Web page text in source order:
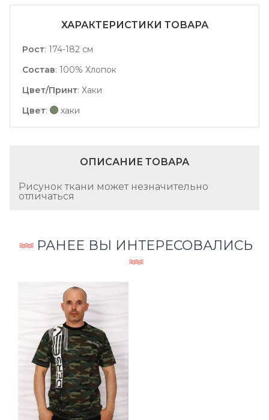
ХАРАКТЕРИСТИКИ ТОВАРА
Рост: 174-182 см
Состав: 100% Хлопок
Цвет/Принт: Хаки
Цвет: хаки
ОПИСАНИЕ ТОВАРА
Рисунок ткани может незначительно
отличаться
РАНЕЕ ВЫ ИНТЕРЕСОВАЛИСЬ